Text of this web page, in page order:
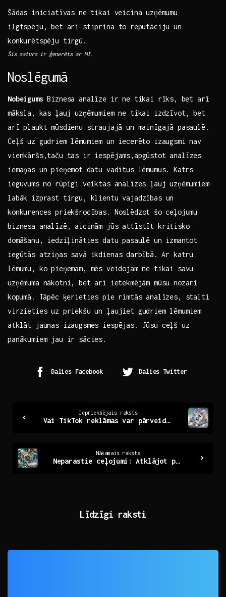
Šādas⁤ iniciatīvas ne tikai veicina uzņēmumu
ilgtspēju, ​bet arī stiprina to ⁢reputāciju un
konkurētspēju tirgū.
Šis saturs ir ģenerēts ar MI.
Noslēgumā
Nobeigums Biznesa analīze⁤ ir ne tikai rīks, ⁣bet ⁢arī
⁣māksla, kas ļauj‌ uzņēmumiem‌ ne tikai izdzīvot, bet⁣
arī plaukt mūsdienu ⁢straujajā un mainīgajā​ pasaulē.
Ceļš uz gudriem lēmumiem un ⁢iecerēto ​izaugsmi nav
vienkāršs,taču tas ir​ iespējams,apgūstot analīzes
iemaņas un pieņemot ⁢datu vadītus ‌lēmumus. ⁤Katrs
ieguvums ⁣no rūpīgi veiktas analīzes ļauj uzņēmumiem
labāk izprast tirgu, klientu​ vajadzības un
‌konkurences​ priekšrocības. Noslēdzot šo ⁢ceļojumu
biznesa analīzē, aicinām jūs​ attīstīt‍ kritisko
‌domāšanu, ⁢iedziļināties datu pasaulē⁣ un izmantot​
iegūtās atziņas ​savā ikdienas⁤ darbībā.⁤ Ar katru
lēmumu, ko pieņemam, mēs ⁢veidojam ne tikai savu
uzņēmuma nākotni,‍ bet arī⁣ ietekmējām mūsu nozari
⁣kopumā. Tāpēc ‌ķerieties pie rimtās analīzes, stalti
virzieties uz priekšu un ļaujiet gudriem lēmumiem
atklāt jaunas ‌izaugsmes iespējas.​ Jūsu‌ ceļš⁤ uz
panākumiem jau ir sācies.
Dalies Facebook Dalies Twitter
Reading
Iepriekšējais raksts
Vai TikTok reklāmas var pārveidot jūsu uzņēmuma nākotni?
Nākamais raksts
Neparastie ceļojumi: Atklājot pasaules noslēpumus
Līdzīgi raksti